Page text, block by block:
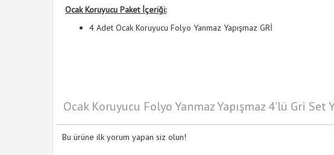
Ocak Koruyucu Paket İçeriği:
4 Adet Ocak Koruyucu Folyo Yanmaz Yapışmaz GRİ
Ocak Koruyucu Folyo Yanmaz Yapışmaz 4'lü Gri Set
Bu ürüne ilk yorum yapan siz olun!